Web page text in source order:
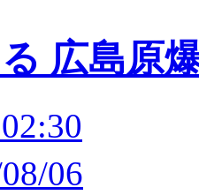
広島原
06